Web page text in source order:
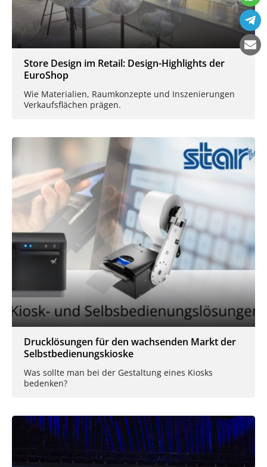
Store Design im Retail: Design-Highlights der
EuroShop
Wie Materialien, Raumkonzepte und Inszenierungen
Verkaufsflächen prägen.
Drucklösungen für den wachsenden Markt der
Selbstbedienungskioske
Was sollte man bei der Gestaltung eines Kiosks
bedenken?